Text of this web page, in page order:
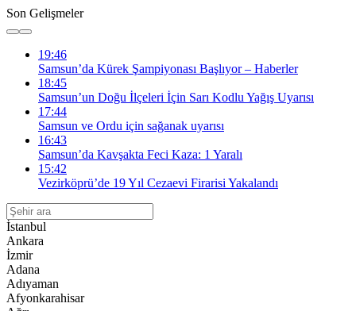
Son Gelişmeler
19:46
Samsun’da Kürek Şampiyonası Başlıyor – Haberler
18:45
Samsun’un Doğu İlçeleri İçin Sarı Kodlu Yağış Uyarısı
17:44
Samsun ve Ordu için sağanak uyarısı
16:43
Samsun’da Kavşakta Feci Kaza: 1 Yaralı
15:42
Vezirköprü’de 19 Yıl Cezaevi Firarisi Yakalandı
İstanbul
Ankara
İzmir
Adana
Adıyaman
Afyonkarahisar